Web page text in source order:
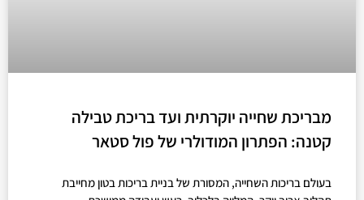
מבריכת שחייה יוקרתית ועד בריכת טבילה
קטנה: הפתרון המודולרי של פול סטאר
בעולם בריכות השחייה, המסורת של בניית בריכות בטון מחייבת